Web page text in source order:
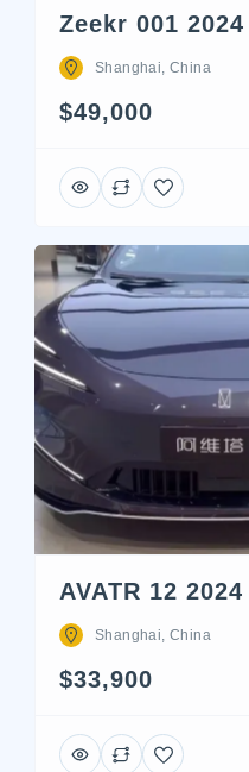
Zeekr 001
Shanghai, China
$49,000
AVATR 12
Shanghai, China
$33,900